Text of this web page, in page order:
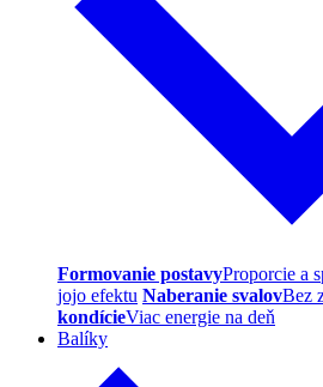
Formovanie postavyProporcie a
jojo efektu Naberanie svalovBez
kondícieViac energie na deň
Balíky